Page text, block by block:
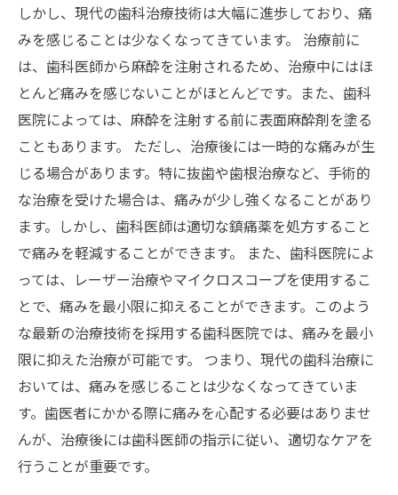
しかし、現代の歯科治療技術は大幅に進歩しており、痛
みを感じることは少なくなってきています。 治療前に
は、歯科医師から麻酔を注射されるため、治療中にはほ
とんど痛みを感じないことがほとんどです。また、歯科
医院によっては、麻酔を注射する前に表面麻酔剤を塗る
こともあります。 ただし、治療後には一時的な痛みが生
じる場合があります。特に抜歯や歯根治療など、手術的
な治療を受けた場合は、痛みが少し強くなることがあり
ます。しかし、歯科医師は適切な鎮痛薬を処方すること
で痛みを軽減することができます。 また、歯科医院によ
っては、レーザー治療やマイクロスコープを使用するこ
とで、痛みを最小限に抑えることができます。このよう
な最新の治療技術を採用する歯科医院では、痛みを最小
限に抑えた治療が可能です。 つまり、現代の歯科治療に
おいては、痛みを感じることは少なくなってきていま
す。歯医者にかかる際に痛みを心配する必要はありませ
んが、治療後には歯科医師の指示に従い、適切なケアを
行うことが重要です。